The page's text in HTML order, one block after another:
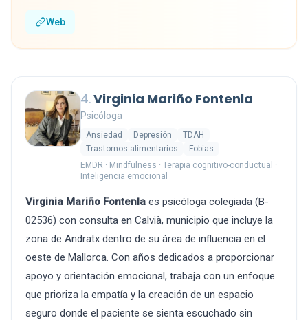
Web
4.Virginia Mariño Fontenla
Psicóloga
Ansiedad Depresión
TDAH
Trastornos alimentarios
Fobias
EMDR · Mindfulness · Terapia cognitivo-conductual ·
Inteligencia emocional
Virginia Mariño Fontenla es psicóloga colegiada (B-
02536) con consulta en Calvià, municipio que incluye la
zona de Andratx dentro de su área de influencia en el
oeste de Mallorca. Con años dedicados a proporcionar
apoyo y orientación emocional, trabaja con un enfoque
que prioriza la empatía y la creación de un espacio
seguro donde el paciente se sienta escuchado sin